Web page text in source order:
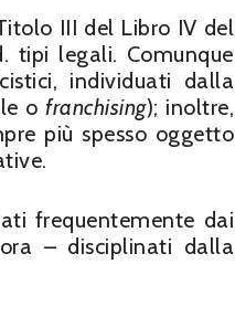
III del Libro IV del
tipi legali. Comunque
individuati dalla
ofranchising); inoltre,
più spesso oggetto
frequentemente dai
– disciplinati dalla